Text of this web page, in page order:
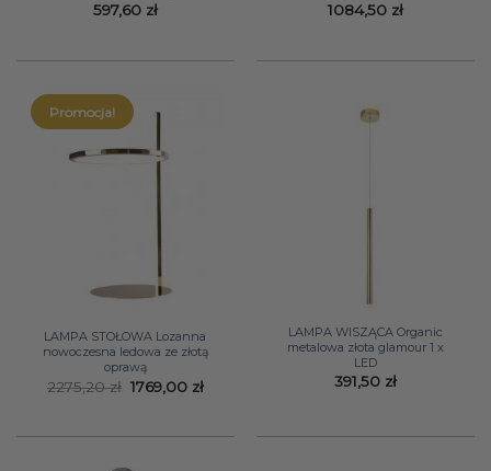
597,60 zł 1084,50 zł
Promocja!
LAMPA STOŁOWA Lozanna
nowoczesna ledowa ze złotą
oprawą
2275,20zł Pierwotna
cena
1769,00 złAktualna
LAMPA WISZĄCA Organic
metalowa złota glamour 1 x
LED
391,50 zł